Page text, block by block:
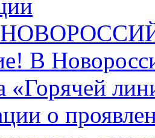
В
«Горячей
о